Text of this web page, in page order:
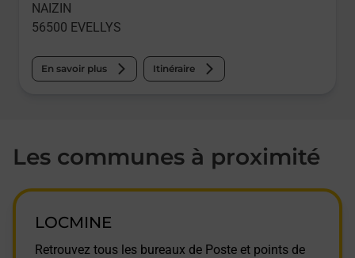
NAIZIN
56500 EVELLYS
En savoir plus Itinéraire
Les communes à proximité
LOCMINE
Retrouvez tous les bureaux de Poste et points de